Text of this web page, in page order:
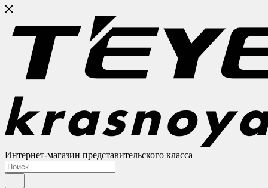
Интернет-магазин представительского класса